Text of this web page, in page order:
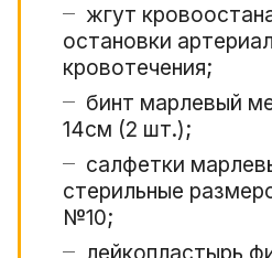
жгут
остановки
кровотечения;
бинт марлевый
14см (2 шт.);
салфетки
стерильные
№10;